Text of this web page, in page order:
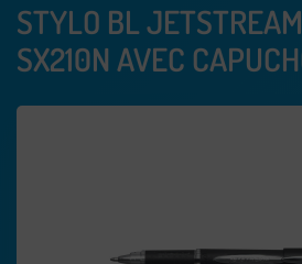
STYLO BL
SX210N AVEC